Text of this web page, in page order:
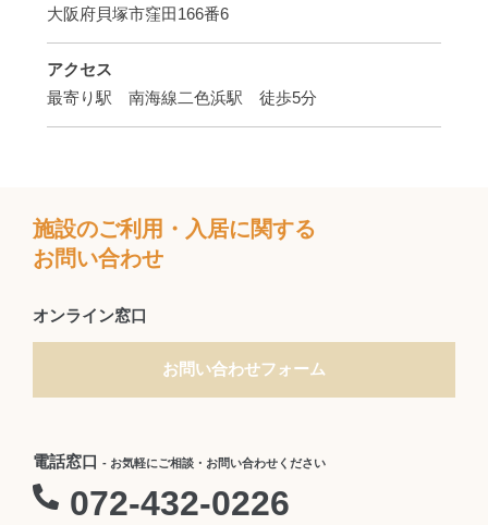
大阪府貝塚市窪田166番6
アクセス
最寄り駅 南海線二色浜駅 徒歩5分
施設のご利用・入居に関する
お問い合わせ
オンライン窓口
お問い合わせフォーム
電話窓口 - お気軽にご相談・お問い合わせください
072-432-0226